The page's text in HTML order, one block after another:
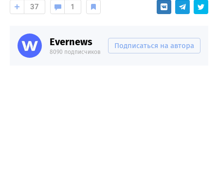
37 1
Evernews
8090 подписчиков
Подписаться на автора